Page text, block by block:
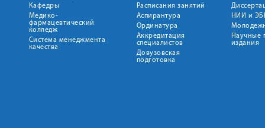
Кафедры
Медико-
фармацевтический
колледж
Система менеджмента
качества
Расписания занятий
Аспирантура
Ординатура
Аккредитация
специалистов
Довузовская
подготовка
НИИ и
Научные
издания